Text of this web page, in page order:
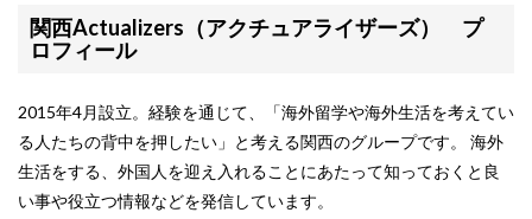
関西Actualizers（アクチュアライザーズ） プ
ロフィール
2015年4月設立。経験を通じて、「海外留学や海外生活を考えてい
る人たちの背中を押したい」と考える関西のグループです。 海外
生活をする、外国人を迎え入れることにあたって知っておくと良
い事や役立つ情報などを発信しています。